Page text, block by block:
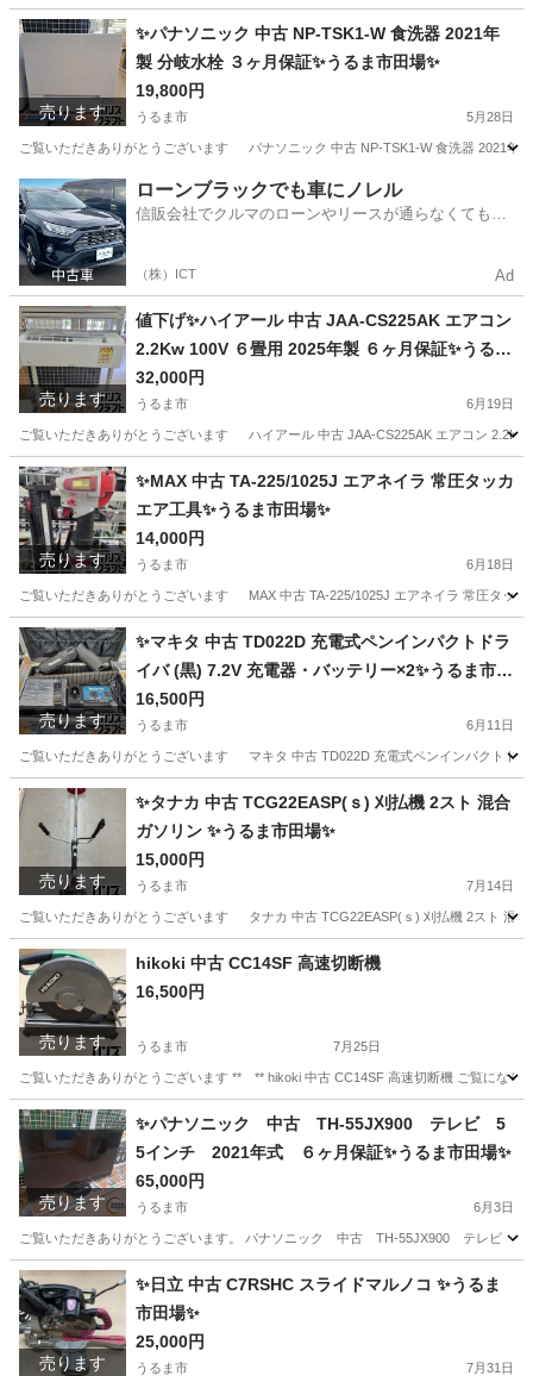
沖縄 うるま市 その他 払機
売ります
✨パナソニック 中古 NP-TSK1-W 食洗器 2021年
製 分岐水栓 ３ヶ月保証✨うるま市田場✨
19,800円
うるま市 5月28日
ご覧いただきありがとうございます パナソニック 中古 NP-TSK1-W 食洗器 2021年
沖縄 うるま市 キッチン家電 TSK
ローンブラックでも車にノレル
信販会社でクルマのローンやリースが通らなくてもク
（株）ICT Ad
売ります
値下げ✨ハイアール 中古 JAA-CS225AK エアコン
2.2Kw 100V ６畳用 2025年製 ６ヶ月保証✨うるま
市田場✨
32,000円
うるま市 6月19日
ご覧いただきありがとうございます ハイアール 中古 JAA-CS225AK エアコン
沖縄 うるま市 季節、空調家電
売ります
✨MAX 中古 TA-225/1025J エアネイラ 常圧タッカ
エア工具✨うるま市田場✨
14,000円
うるま市 6月18日
ご覧いただきありがとうございます MAX 中古 TA-225/1025J エアネイラ 常圧タッ
沖縄 うるま市 その他
売ります
✨マキタ 中古 TD022D 充電式ペンインパクトドラ
イバ (黒) 7.2V 充電器・バッテリー×2✨うるま市田
場✨
16,500円
うるま市 6月11日
ご覧いただきありがとうございます マキタ 中古 TD022D 充電式ペンインパクトド
沖縄 うるま市 その他
売ります
✨タナカ 中古 TCG22EASP(ｓ) 刈払機 2スト 混合
ガソリン ✨うるま市田場✨
15,000円
うるま市 7月14日
ご覧いただきありがとうございます タナカ 中古 TCG22EASP(ｓ) 刈払機 2スト 混
沖縄 うるま市 その他
売ります
hikoki 中古 CC14SF 高速切断機
16,500円
うるま市 7月25日
ご覧いただきありがとうございます ** ** hikoki 中古 CC14SF 高速切断機 ご覧にな
沖縄 うるま市 その他
売ります
✨パナソニック 中古 TH-55JX900 テレビ 5
5インチ 2021年式 ６ヶ月保証✨うるま市田場✨
65,000円
うるま市 6月3日
ご覧いただきありがとうございます。 パナソニック 中古 TH-55JX900 テレビ 55
沖縄 うるま市 テレビ
売ります
✨日立 中古 C7RSHC スライドマルノコ ✨うるま
市田場✨
25,000円
うるま市 7月31日